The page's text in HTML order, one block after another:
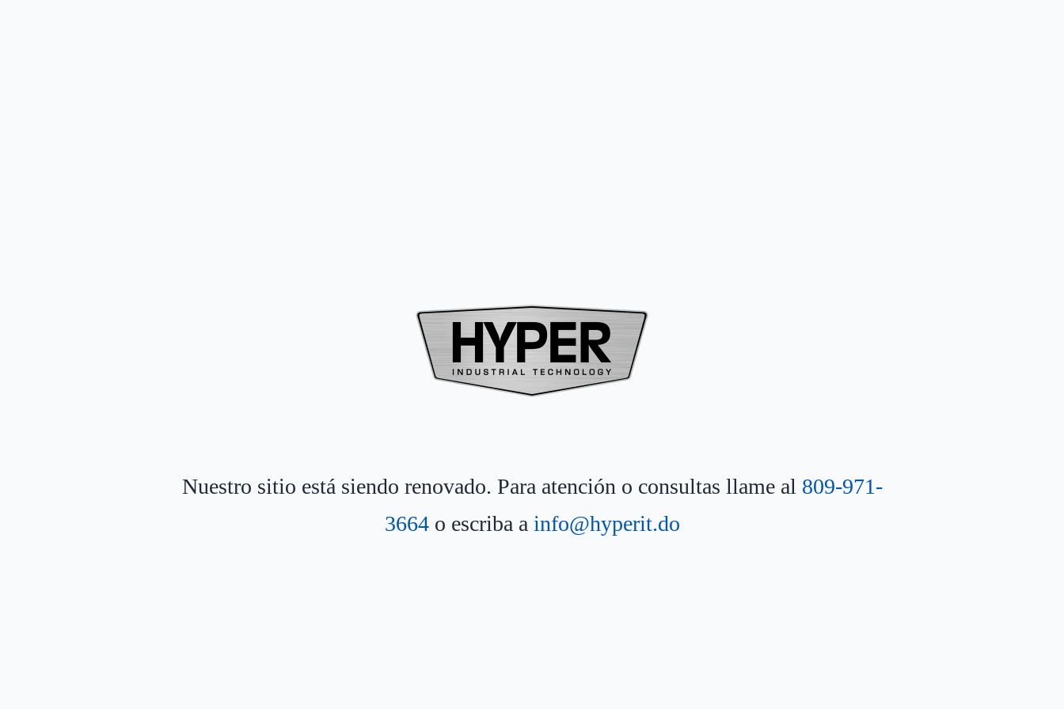
Nuestro sitio está siendo renovado. Para atención o consultas llame al 809-971-
3664o escriba a info@hyperit.do